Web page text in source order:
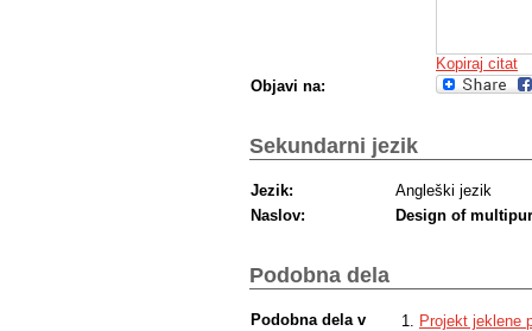
Kopiraj citat
Objavi na:
Sekundarni jezik
Jezik:
Angleški jezik
Naslov:
Design of
Podobna dela
Podobna dela v
Projekt jeklene